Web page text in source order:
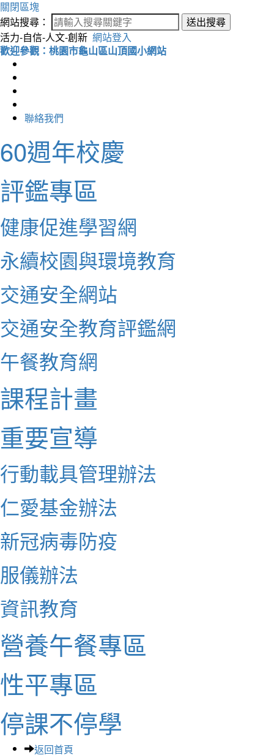
關閉區塊
網站搜尋：
送出搜尋
活力-自信-人文-創新 網站登入
歡迎參觀：桃園市龜山區山頂國小網站
聯絡我們
60週年校慶
評鑑專區
健康促進學習網
永續校園與環境教育
交通安全網站
交通安全教育評鑑網
午餐教育網
課程計畫
重要宣導
行動載具管理辦法
仁愛基金辦法
新冠病毒防疫
服儀辦法
資訊教育
營養午餐專區
性平專區
停課不停學
返回首頁